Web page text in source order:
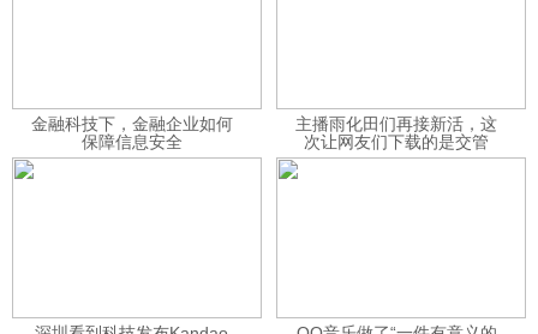
金融科技下，金融企业如何
保障信息安全
主播雨化田们再接新活，这
次让网友们下载的是交管
12123APP